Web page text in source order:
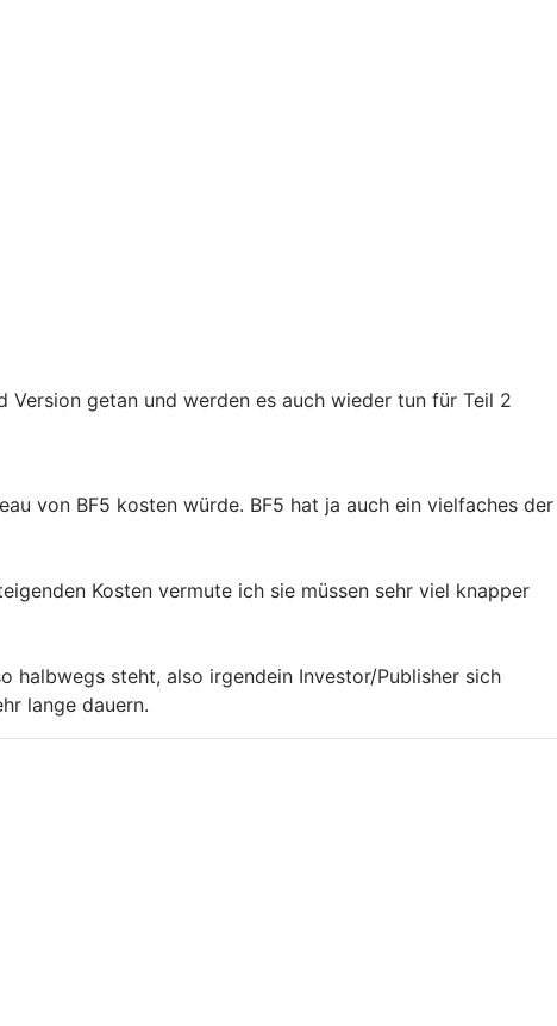
getan und werden es auch wieder tun für Teil 2
von BF5 kosten würde. BF5 hat ja auch ein vielfaches der
Kosten vermute ich sie müssen sehr viel knapper
halbwegs steht, also irgendein Investor/Publisher sich
lange dauern.